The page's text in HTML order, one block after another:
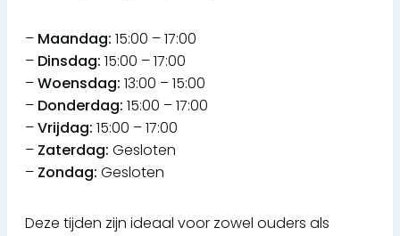
– Maandag: 15:00 – 17:00
– Dinsdag: 15:00 – 17:00
–Woensdag: 13:00 – 15:00
– Donderdag: 15:00 – 17:00
–Vrijdag: 15:00 – 17:00
– Zaterdag: Gesloten
– Zondag: Gesloten
Deze tijden zijn ideaal voor zowel ouders als